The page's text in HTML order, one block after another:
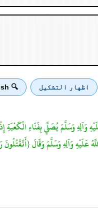
اظهار التشكيل 🔍 English
وَآلِهِ وَسَلَّمَ يُصَلِّي بِفَنَاءِ الْكَعْبَةِ
عَلَيْهِ وَآلِهِ وَسَلَّمَ وَقَالَ {أَتَقْتُلُونَ